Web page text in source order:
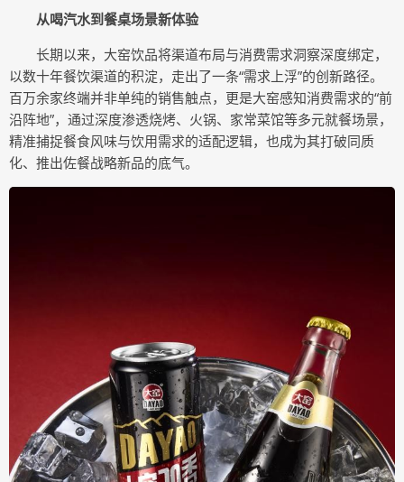
从喝汽水到餐桌场景新体验
长期以来，大窑饮品将渠道布局与消费需求洞察深度绑定，
以数十年餐饮渠道的积淀，走出了一条“需求上浮”的创新路径。
百万余家终端并非单纯的销售触点，更是大窑感知消费需求的“前
沿阵地”，通过深度渗透烧烤、火锅、家常菜馆等多元就餐场景，
精准捕捉餐食风味与饮用需求的适配逻辑，也成为其打破同质
化、推出佐餐战略新品的底气。